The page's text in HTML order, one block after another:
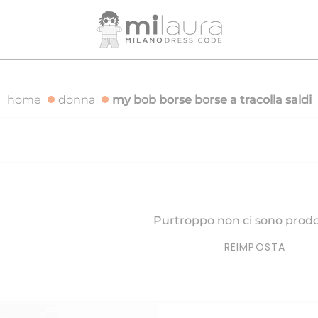
GRATUITA PER ORDINI SUPERIORI A 500€
home donna my bob borse borse a tracolla saldi
Purtroppo non ci sono
REIMPOSTA